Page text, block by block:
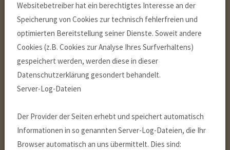
Websitebetreiber hat ein berechtigtes Interesse an der
Speicherung von Cookies zur technisch fehlerfreien und
optimierten Bereitstellung seiner Dienste. Soweit andere
Cookies (z.B. Cookies zur Analyse Ihres Surfverhaltens)
gespeichert werden, werden diese in dieser
Datenschutzerklärung gesondert behandelt.
Server-Log-Dateien
Der Provider der Seiten erhebt und speichert automatisch
Informationen in so genannten Server-Log-Dateien, die Ihr
Browser automatisch an uns übermittelt. Dies sind: